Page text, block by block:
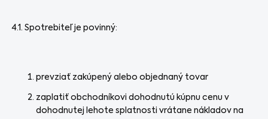
4.1. Spotrebiteľ je povinný:
prevziať zakúpený alebo objednaný tovar
zaplatiť obchodníkovi dohodnutú kúpnu cenu v
dohodnutej lehote splatnosti vrátane nákladov na